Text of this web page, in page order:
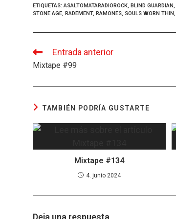
ce
o
k
es at
p
e
s
ail m
ETIQUETAS:ASALTOMATARADIOROCK, BLIND GUARDIAN,
STONE AGE, RADEMENT, RAMONES, SOULS WORN THIN,
Leer
artículos
Entrada anterior
Mixtape #99
TAMBIÉN PODRÍA GUSTARTE
Mixtape #134
4. junio 2024
Deja una respuesta